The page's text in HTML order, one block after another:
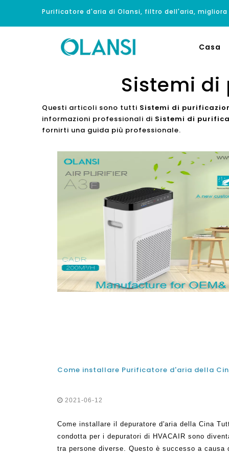
Purificatore d'aria di Olansi, filtro dell'aria,
Casa
Sistemi
Questi articoli sono tutti Sistemi di
informazioni professionali di Sistemi di
fornirti una guida più professionale.
2021-06-12
Come installare il depuratore d'aria della Cina
condotta per i depuratori di HVACAIR sono
tra persone diverse. Questo è successo a causa